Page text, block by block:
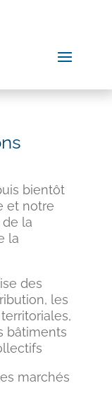
bientôt
et notre
la
la
des
les
bâtiments
marchés